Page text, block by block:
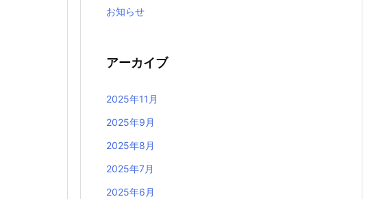
お知らせ
アーカイブ
2025年11月
2025年9月
2025年8月
2025年7月
2025年6月